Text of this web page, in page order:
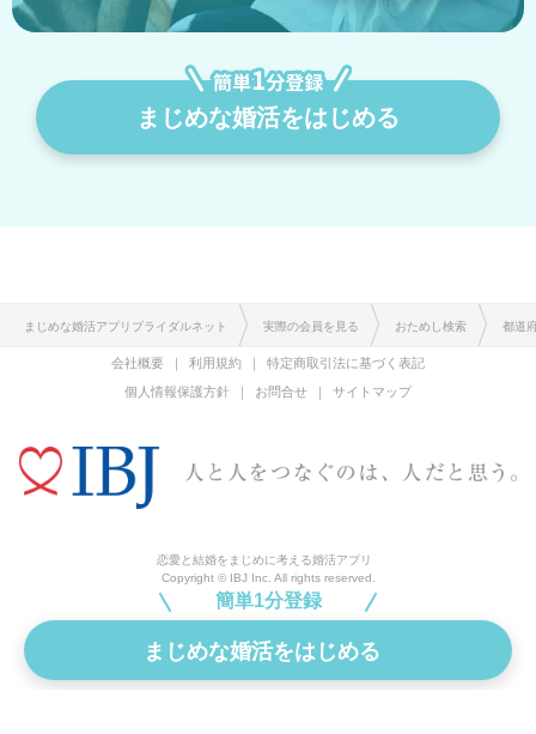
まじめな婚活をはじめる
簡単1分登録
まじめな婚活をはじめる
まじめな婚活アプリブライダルネット 実際の会員を見る おためし検索 都道
会社概要 利用規約
特定商取引法に基づく表記
個人情報保護方針
お問合せ サイトマップ
恋愛と結婚をまじめに考える婚活アプリ
Copyright © IBJ Inc. All rights reserved.